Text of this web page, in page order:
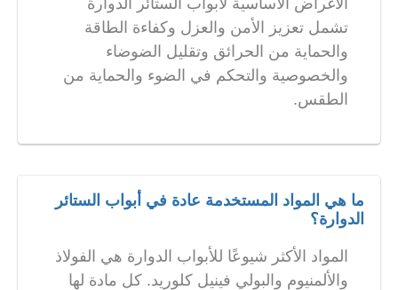
تشمل تعزيز الأمن والعزل وكفاءة الطاقة
والحماية من الحرائق وتقليل الضوضاء
والخصوصية والتحكم في الضوء والحماية من
الطقس.
ما هي المواد المستخدمة عادة في أبواب الستائر
الدوارة؟
المواد الأكثر شيوعًا للأبواب الدوارة هي الفولاذ
والألمنيوم والبولي فينيل كلوريد. كل مادة لها